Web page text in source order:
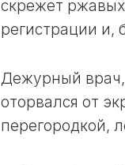
скрежет
регистрации и,
Дежурный врач,
оторвался от
перегородкой,